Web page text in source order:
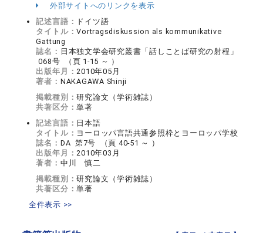
外部サイトへのリンクを表示
記述言語： ドイツ語
タイトル：Vortragsdiskussion als kommunikative
Gattung
誌名： 日本独文学会研究叢書「話しことば研究の射程」
068号 （頁 1-15 ～ ）
出版年月：2010年05月
著者： NAKAGAWA Shinji
掲載種別：研究論文（学術雑誌）
共著区分：単著
記述言語： 日本語
タイトル： ヨーロッパ言語共通参照枠とヨーロッパ学校
誌名： DA 第7号 （頁 40-51 ～ ）
出版年月：2010年03月
著者： 中川 慎二
掲載種別：研究論文（学術雑誌）
共著区分：単著
全件表示 >>